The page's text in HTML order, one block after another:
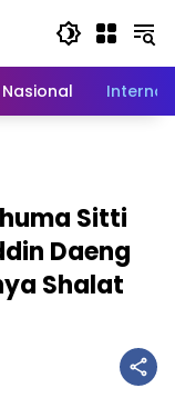
Nasional
Sitti
Daeng
Shalat